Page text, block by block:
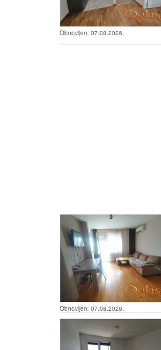
Obnovljen: 07.08.2026.
Obnovljen: 07.08.2026.